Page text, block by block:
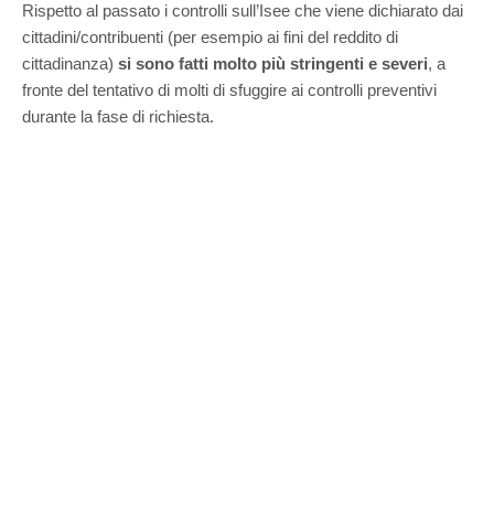
Rispetto al passato i controlli sull’Isee che viene dichiarato dai
cittadini/contribuenti (per esempio ai fini del reddito di
cittadinanza) si sono fatti molto più stringenti e severi, a
fronte del tentativo di molti di sfuggire ai controlli preventivi
durante la fase di richiesta.